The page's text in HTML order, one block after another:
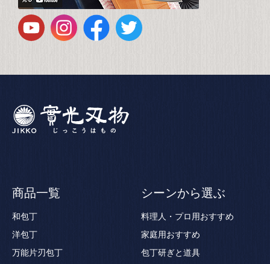
商品一覧
和包丁
洋包丁
万能片刃包丁
シーンから選ぶ
料理人・プロ用おすすめ
家庭用おすすめ
包丁研ぎと道具